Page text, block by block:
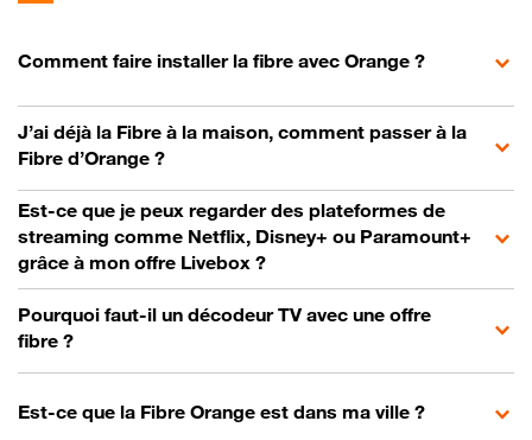
Comment faire installer la fibre avec Orange ?
J’ai déjà la Fibre à la maison, comment passer à la
Fibre d’Orange ?
Est-ce que je peux regarder des plateformes de
streaming comme Netflix, Disney+ ou Paramount+
grâce à mon offre Livebox ?
Pourquoi faut-il un décodeur TV avec une offre
fibre ?
Est-ce que la Fibre Orange est dans ma ville ?